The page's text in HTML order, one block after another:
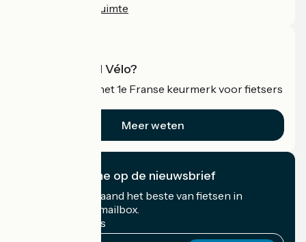
Professionele ruimte
Wat is Accueil Vélo?
Accueil Vélo is het 1e Franse keurmerk voor fietsers
Meer weten
Ik abonneer me op de nieuwsbrief
Ontvang elke maand het beste van fietsen in
Frankrijk in uw mailbox.
Mijn e-mailadres